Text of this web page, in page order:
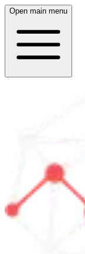
Open main menu